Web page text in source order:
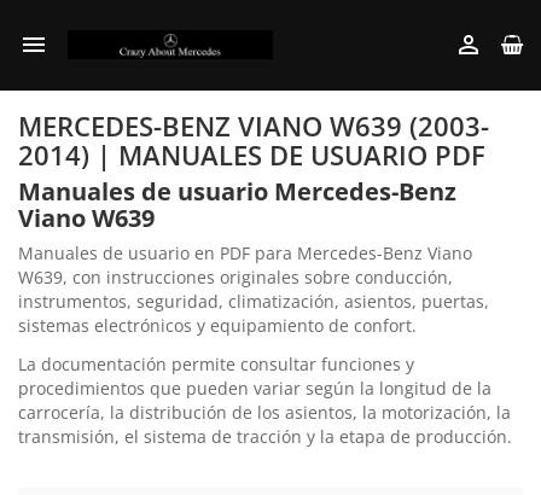
 
MERCEDES-BENZ VIANO W639 (2003-
2014) | MANUALES DE USUARIO PDF
Manuales de usuario Mercedes-Benz
Viano W639
Manuales de usuario en PDF para Mercedes-Benz Viano
W639, con instrucciones originales sobre conducción,
instrumentos, seguridad, climatización, asientos, puertas,
sistemas electrónicos y equipamiento de confort.
La documentación permite consultar funciones y
procedimientos que pueden variar según la longitud de la
carrocería, la distribución de los asientos, la motorización, la
transmisión, el sistema de tracción y la etapa de producción.